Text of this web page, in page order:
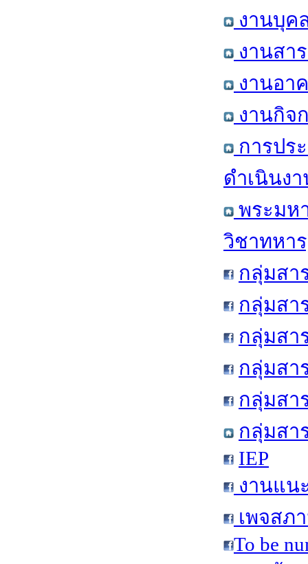
งานบุค
งานสา
งานอา
งานกิจ
การปร
ดำเนินง
พระมห
วิชาทหา
กลุ่มสา
กลุ่มสา
กลุ่มสา
กลุ่มสา
กลุ่มสา
กลุ่มสา
IEP
งานแน
เพจสภ
To be